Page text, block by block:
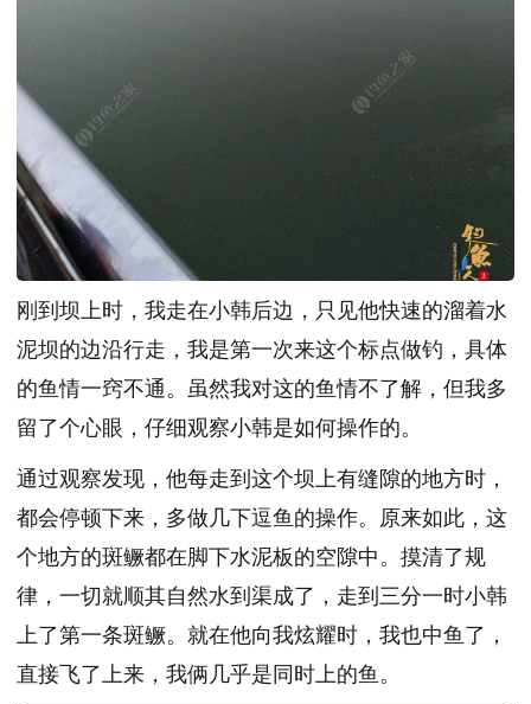
刚到坝上时，我走在小韩后边，只见他快速的溜着水
泥坝的边沿行走，我是第一次来这个标点做钓，具体
的鱼情一窍不通。虽然我对这的鱼情不了解，但我多
留了个心眼，仔细观察小韩是如何操作的。
通过观察发现，他每走到这个坝上有缝隙的地方时，
都会停顿下来，多做几下逗鱼的操作。原来如此，这
个地方的斑鳜都在脚下水泥板的空隙中。摸清了规
律，一切就顺其自然水到渠成了，走到三分一时小韩
上了第一条斑鳜。就在他向我炫耀时，我也中鱼了，
直接飞了上来，我俩几乎是同时上的鱼。